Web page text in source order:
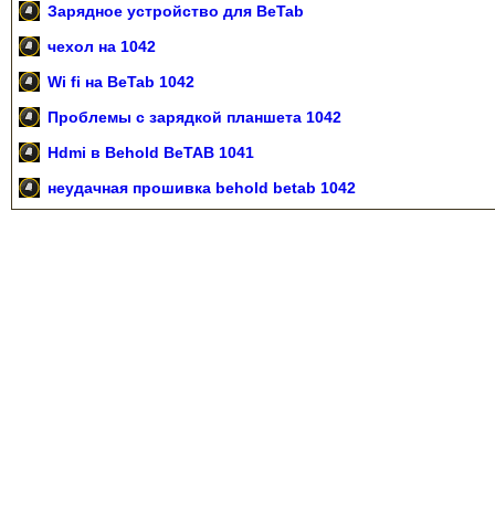
Зарядное устройство для BeTab
чехол на 1042
Wi fi на BeTab 1042
Проблемы с зарядкой планшета 1042
Hdmi в Behold BeTAB 1041
неудачная прошивка behold betab 1042